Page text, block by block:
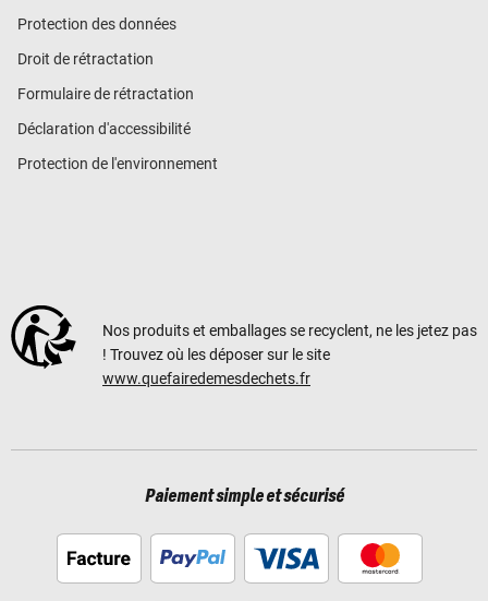
Protection des données
Droit de rétractation
Formulaire de rétractation
Déclaration d'accessibilité
Protection de l'environnement
Nos produits et emballages se recyclent, ne les jetez pas
! Trouvez où les déposer sur le site
www.quefairedemesdechets.fr
Paiement simple et sécurisé